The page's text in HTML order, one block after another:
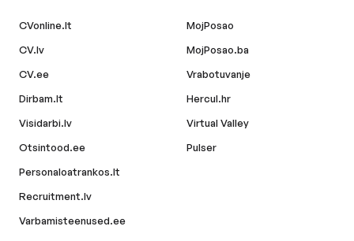
CVonline.lt
CV.lv
CV.ee
Dirbam.lt
Visidarbi.lv
Otsintood.ee
Personaloatrankos.lt
Recruitment.lv
Varbamisteenused.ee
MojPosao
MojPosao.ba
Vrabotuvanje
Hercul.hr
Virtual Valley
Pulser